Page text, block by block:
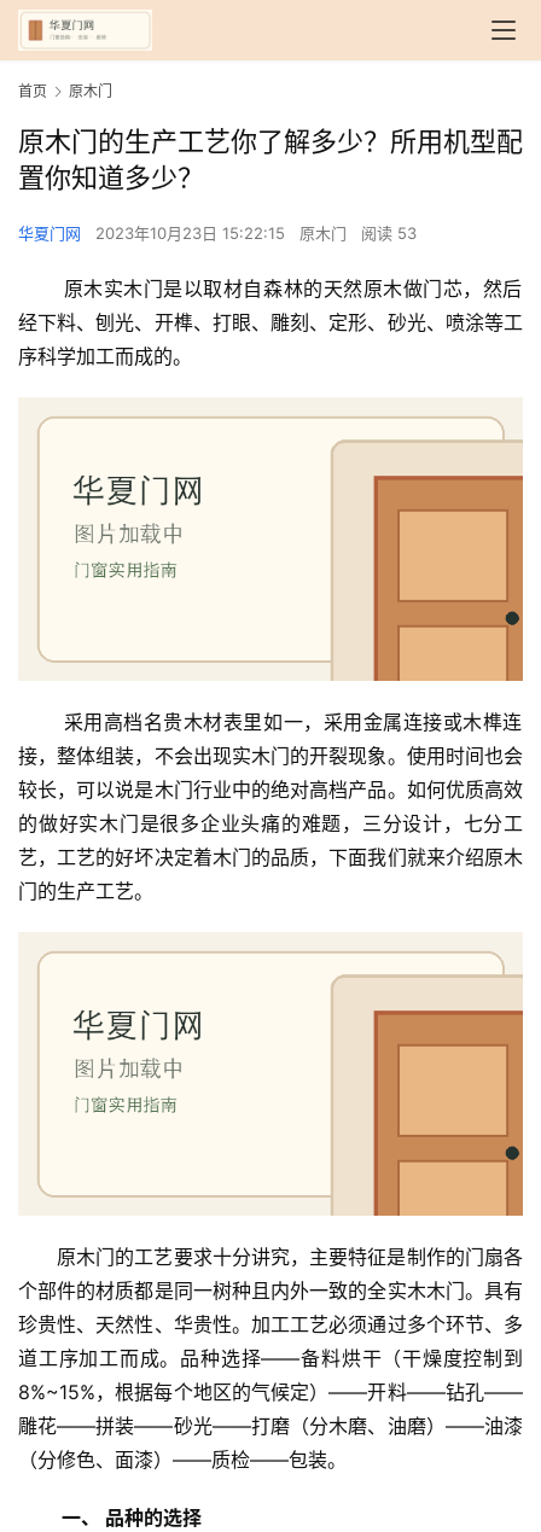
首页 原木门
原木门的生产工艺你了解多少？所用机型配
置你知道多少？
华夏门网 2023年10月23日 15:22:15 原木门 阅读 53
经下料、刨光、开榫、打眼、雕刻、定形、砂光、喷涂等工
序科学加工而成的。
接，整体组装，不会出现实木门的开裂现象。使用时间也会
较长，可以说是木门行业中的绝对高档产品。如何优质高效
的做好实木门是很多企业头痛的难题，三分设计，七分工
艺，工艺的好坏决定着木门的品质，下面我们就来介绍原木
门的生产工艺。
原木门的工艺要求十分讲究，主要特征是制作的门扇各
个部件的材质都是同一树种且内外一致的全实木木门。具有
珍贵性、天然性、华贵性。加工工艺必须通过多个环节、多
道工序加工而成。品种选择——备料烘干（干燥度控制到
8%~15%，根据每个地区的气候定）——开料——钻孔——
雕花——拼装——砂光——打磨（分木磨、油磨）——油漆
（分修色、面漆）——质检——包装。
一、 品种的选择